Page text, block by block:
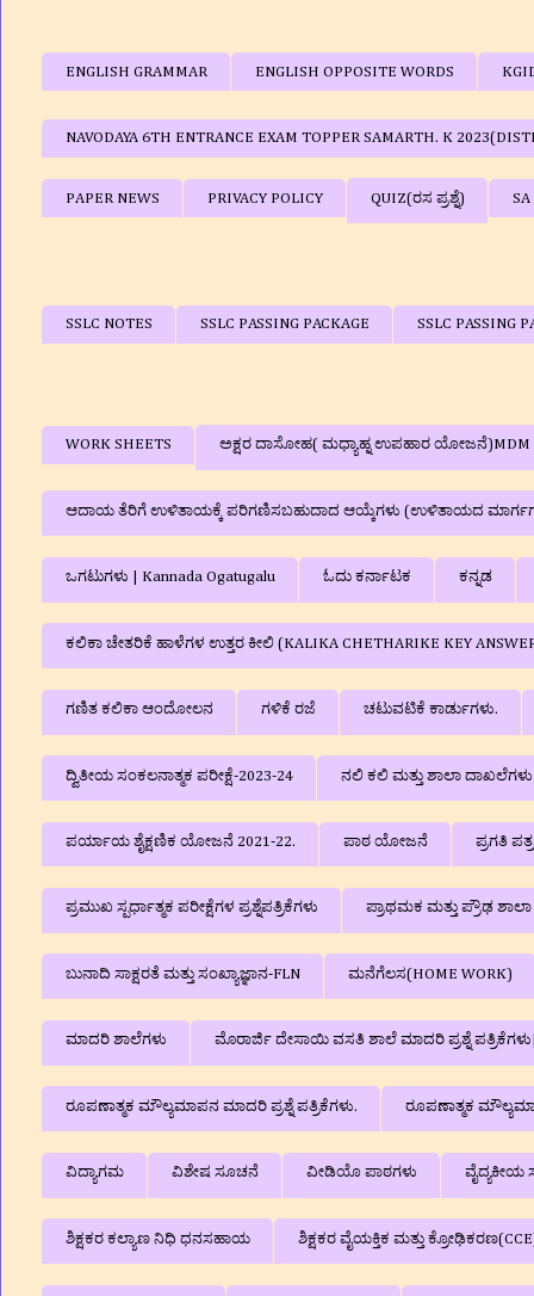
ENGLISH GRAMMAR ENGLISH OPPOSITE WORDS
NAVODAYA 6TH ENTRANCE EXAM TOPPER SAMARTH. K
PAPER NEWS PRIVACY POLICY QUIZ(ರಸ ಪ್ರಶ್ನೆ)
SSLC NOTES SSLC PASSING PACKAGE SSLC PASSING
WORK SHEETS ಅಕ್ಷರ ದಾಸೋಹ( ಮಧ್ಯಾಹ್ನ ಉಪಹಾರ ಯೋಜನೆ)MDM
ಆದಾಯ ತೆರಿಗೆ ಉಳಿತಾಯಕ್ಕೆ ಪರಿಗಣಿಸಬಹುದಾದ ಆಯ್ಕೆಗಳು (ಉಳಿತಾಯದ
ಒಗಟುಗಳು | Kannada Ogatugalu ಓದು ಕರ್ನಾಟಕ ಕನ್ನಡ
ಕಲಿಕಾ ಚೇತರಿಕೆ ಹಾಳೆಗಳ ಉತ್ತರ ಕೀಲಿ (KALIKA CHETHARIKE KEY
ಗಣಿತ ಕಲಿಕಾ ಆಂದೋಲನ ಗಳಿಕೆ ರಜೆ ಚಟುವಟಿಕೆ ಕಾರ್ಡುಗಳು.
ದ್ವಿತೀಯ ಸಂಕಲನಾತ್ಮಕ ಪರೀಕ್ಷೆ-2023-24 ನಲಿ ಕಲಿ ಮತ್ತು ಶಾಲಾ ದಾಖಲೆಗಳು
ಪರ್ಯಾಯ ಶೈಕ್ಷಣಿಕ ಯೋಜನೆ 2021-22. ಪಾಠ ಯೋಜನೆ ಪ್ರಗತಿ
ಪ್ರಮುಖ ಸ್ಪರ್ಧಾತ್ಮಕ ಪರೀಕ್ಷೆಗಳ ಪ್ರಶ್ನೆಪತ್ರಿಕೆಗಳು ಪ್ರಾಥಮಕ ಮತ್ತು ಪ್ರೌಢ ಶಾಲಾ
ಬುನಾದಿ ಸಾಕ್ಷರತೆ ಮತ್ತು ಸಂಖ್ಯಾಜ್ಞಾನ-FLN ಮನೆಗೆಲಸ(HOME WORK)
ಮಾದರಿ ಶಾಲೆಗಳು ಮೊರಾರ್ಜಿ ದೇಸಾಯಿ ವಸತಿ ಶಾಲೆ ಮಾದರಿ ಪ್ರಶ್ನೆ
ರೂಪಣಾತ್ಮಕ ಮೌಲ್ಯಮಾಪನ ಮಾದರಿ ಪ್ರಶ್ನೆ ಪತ್ರಿಕೆಗಳು. ರೂಪಣಾತ್ಮಕ
ವಿದ್ಯಾಗಮ ವಿಶೇಷ ಸೂಚನೆ ವೀಡಿಯೊ ಪಾಠಗಳು ವೈದ್ಯಕೀಯ
ಶಿಕ್ಷಕರ ಕಲ್ಯಾಣ ನಿಧಿ ಧನಸಹಾಯ ಶಿಕ್ಷಕರ ವೈಯಕ್ತಿಕ ಮತ್ತು